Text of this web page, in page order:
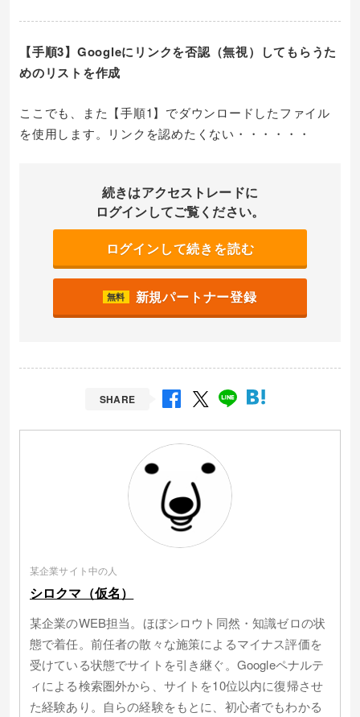
【手順3】Googleにリンクを否認（無視）してもらうた
めのリストを作成
ここでも、また【手順1】でダウンロードしたファイル
を使用します。リンクを認めたくない・・・・・・
続きはアクセストレードに
ログインしてご覧ください。
無料 新規パートナー登録
ログインして続きを読む
SHARE
某企業サイト中の人
シロクマ（仮名）
某企業のWEB担当。ほぼシロウト同然・知識ゼロの状
態で着任。前任者の散々な施策によるマイナス評価を
受けている状態でサイトを引き継ぐ。Googleペナルテ
ィによる検索圏外から、サイトを10位以内に復帰させ
た経験あり。自らの経験をもとに、初心者でもわかる